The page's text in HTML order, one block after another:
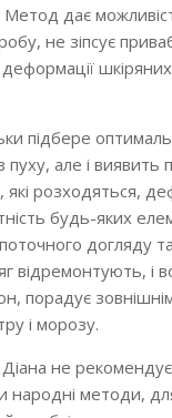
Метод дає
не зіпсує
підбере
пуху, але і виявить
розходяться,
будь-яких
догляду
відремонтують, і
порадує
і морозу.
Діана не рекомендує
народні методи,